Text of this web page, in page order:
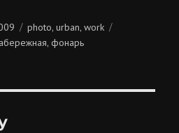
Categories
photo,urban,work
,фонарь